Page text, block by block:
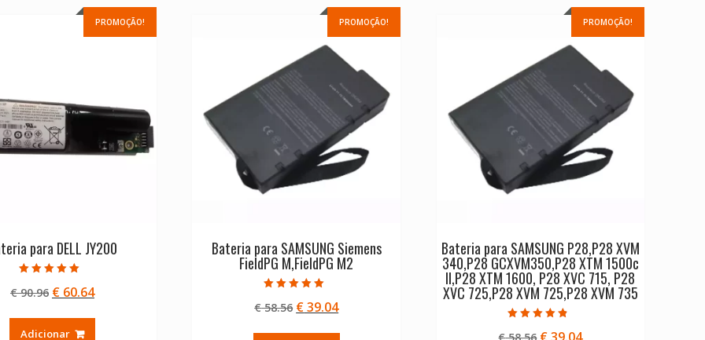
PROMOÇÃO!
para DELL JY200
5.00
de 5
€90.96 O
original
€60.64O
Adicionar
PROMOÇÃO!
Bateria para SAMSUNG Siemens
FieldPG M,FieldPG M2
5.00
de 5
€58.56 O
€39.04O
PROMOÇÃO!
Bateria para SAMSUNG P28,P28 XVM
340,P28 GCXVM350,P28 XTM 1500c
II,P28 XTM 1600, P28 XVC 715, P28
XVC 725,P28 XVM 725,P28 XVM 735
4.50O
O